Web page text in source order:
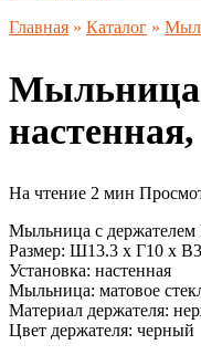
Главная » Каталог »
Мыльница
На чтение 2 мин
Мыльница с держателем
Размер: Ш13.3 х Г10 х
Установка: настенная
Мыльница: матовое
Материал держателя:
Цвет держателя: черный